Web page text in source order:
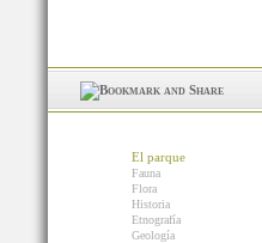
El parque
Fauna
Flora
Historia
Etnografía
Geología